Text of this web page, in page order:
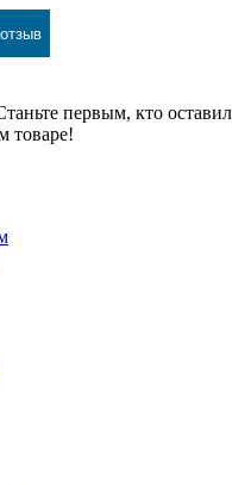
первым, кто оставил
товаре!